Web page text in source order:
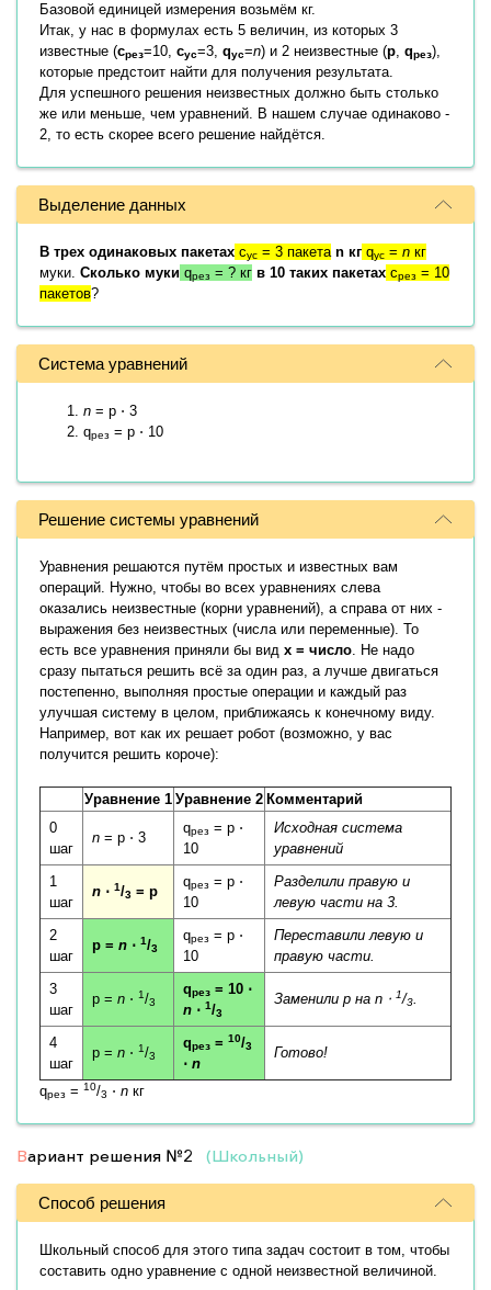
Базовой единицей измерения возьмём кг.
Итак, у нас в формулах есть 5 величин, из которых 3
известные (cрез=10, cус=3, qус=n) и 2 неизвестные (p, qрез),
которые предстоит найти для получения результата.
Для успешного решения неизвестных должно быть столько
же или меньше, чем уравнений. В нашем случае одинаково -
2, то есть скорее всего решение найдётся.
Выделение данных
В трех одинаковых пакетах cус = 3 пакета n кг qус = n кг
муки. Сколько муки qрез = ? кг в 10 таких пакетах cрез = 10
пакетов?
Система уравнений
n = p ⋅ 3
qрез = p ⋅ 10
Решение системы уравнений
Уравнения решаются путём простых и известных вам
операций. Нужно, чтобы во всех уравнениях слева
оказались неизвестные (корни уравнений), а справа от них -
выражения без неизвестных (числа или переменные). То
есть все уравнения приняли бы вид x = число. Не надо
сразу пытаться решить всё за один раз, а лучше двигаться
постепенно, выполняя простые операции и каждый раз
улучшая систему в целом, приближаясь к конечному виду.
Например, вот как их решает робот (возможно, у вас
получится решить короче):
Уравнение 1 Уравнение 2 Комментарий
0
шаг
n = p ⋅ 3
qрез = p ⋅
10
Исходная система
уравнений
1
шаг
n ⋅ 1/3 = p
qрез = p ⋅
10
Разделили правую и
левую части на 3.
2
шаг
p = n ⋅ 1/3
qрез = p ⋅
10
Переставили левую и
правую части.
3
шаг
p = n ⋅ 1/3
qрез = 10 ⋅
n ⋅ 1/3
Заменили p на n ⋅ 1/3.
4
шаг
p = n ⋅ 1/3
qрез = 10/3
⋅ n
Готово!
qрез = 10/3 ⋅ n кг
Вариант решения №2 (Школьный)
Способ решения
Школьный способ для этого типа задач состоит в том, чтобы
составить одно уравнение с одной неизвестной величиной.